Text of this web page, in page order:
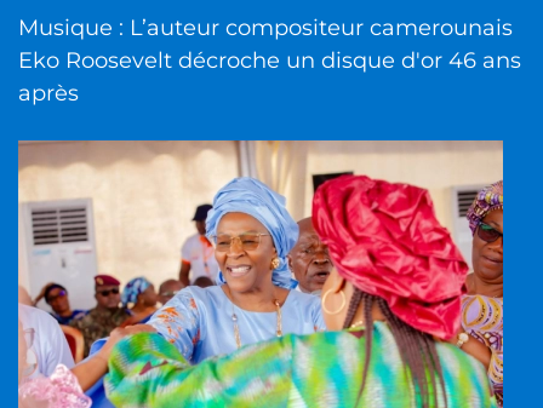
Musique : L’auteur compositeur camerounais
Eko Roosevelt décroche un disque d'or 46 ans
après